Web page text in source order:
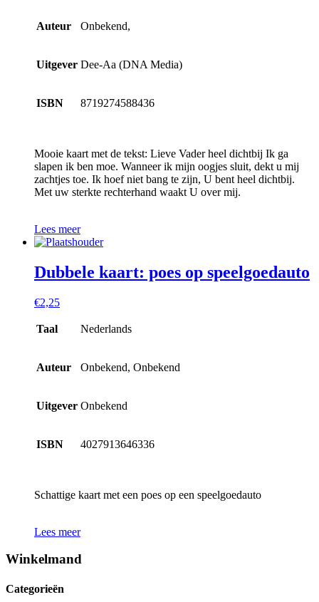
Auteur Onbekend,
Uitgever Dee-Aa (DNA Media)
ISBN 8719274588436
Mooie kaart met de tekst: Lieve Vader heel dichtbij Ik ga
slapen ik ben moe. Wanneer ik mijn oogjes sluit, dekt u mij
zachtjes toe. Ik hoef niet bang te zijn, U bent heel dichtbij.
Met uw sterkte rechterhand waakt U over mij.
Lees meer
Dubbele kaart: poes op speelgoedauto
€2,25
Taal Nederlands
Auteur Onbekend, Onbekend
Uitgever Onbekend
ISBN 4027913646336
Schattige kaart met een poes op een speelgoedauto
Lees meer
Winkelmand
Categorieën